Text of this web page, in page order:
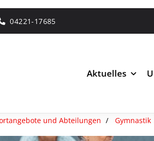
und Abteilungen Gymnastik